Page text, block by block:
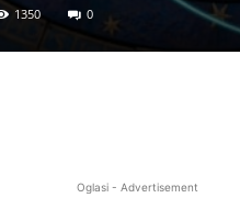
1350 0
Oglasi - Advertisement